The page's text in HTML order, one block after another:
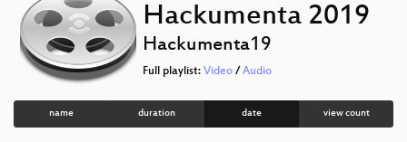
Hackumenta 2019
Hackumenta19
Full playlist: Video / Audio
name duration date view count